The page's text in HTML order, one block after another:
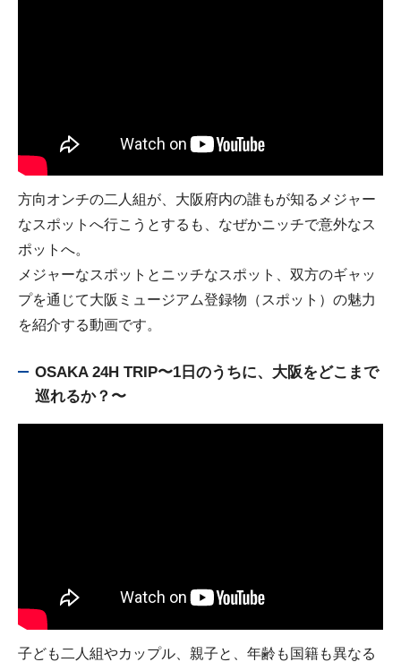
方向オンチの二人組が、大阪府内の誰もが知るメジャー
なスポットへ行こうとするも、なぜかニッチで意外なス
ポットへ。
メジャーなスポットとニッチなスポット、双方のギャッ
プを通じて大阪ミュージアム登録物（スポット）の魅力
を紹介する動画です。
OSAKA 24H TRIP〜1日のうちに、大阪をどこまで
巡れるか？〜
子ども二人組やカップル、親子と、年齢も国籍も異なる